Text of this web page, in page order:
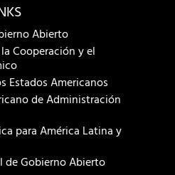
Abierto
Cooperación y el
Estados Americanos
de Administración
para América Latina y
de Gobierno Abierto